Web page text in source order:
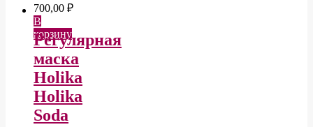
700,00 ₽
В
корзину
Регулярная
маска
Holika
Holika
Soda